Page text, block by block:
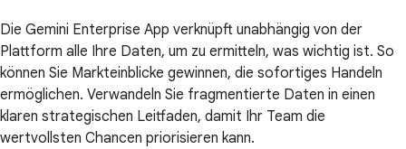
Die Gemini Enterprise App verknüpft unabhängig von der
Plattform alle Ihre Daten, um zu ermitteln, was wichtig ist. So
können Sie Markteinblicke gewinnen, die sofortiges Handeln
ermöglichen. Verwandeln Sie fragmentierte Daten in einen
klaren strategischen Leitfaden, damit Ihr Team die
wertvollsten Chancen priorisieren kann.